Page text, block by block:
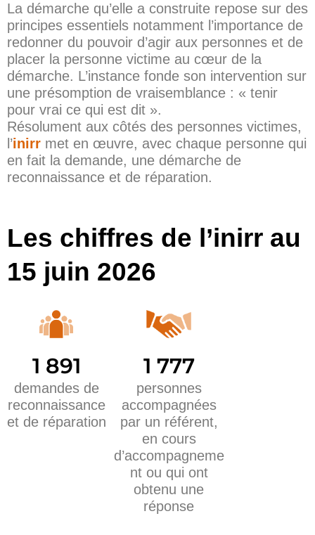
La démarche qu’elle a construite repose sur des
principes essentiels notamment l’importance de
redonner du pouvoir d’agir aux personnes et de
placer la personne victime au cœur de la
démarche. L’instance fonde son intervention sur
une présomption de vraisemblance : « tenir
pour vrai ce qui est dit ».
Résolument aux côtés des personnes victimes,
l’inirr met en œuvre, avec chaque personne qui
en fait la demande, une démarche de
reconnaissance et de réparation.
Les chiffres de l’inirr au
15 juin 2026
1 891
demandes de
reconnaissance
et de réparation
1 777
personnes
accompagnées
par un référent,
en cours
d’accompagneme
nt ou qui ont
obtenu une
réponse